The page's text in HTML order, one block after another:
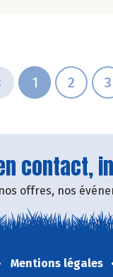
1 2 3
contact,
offres, nos
Mentions légales